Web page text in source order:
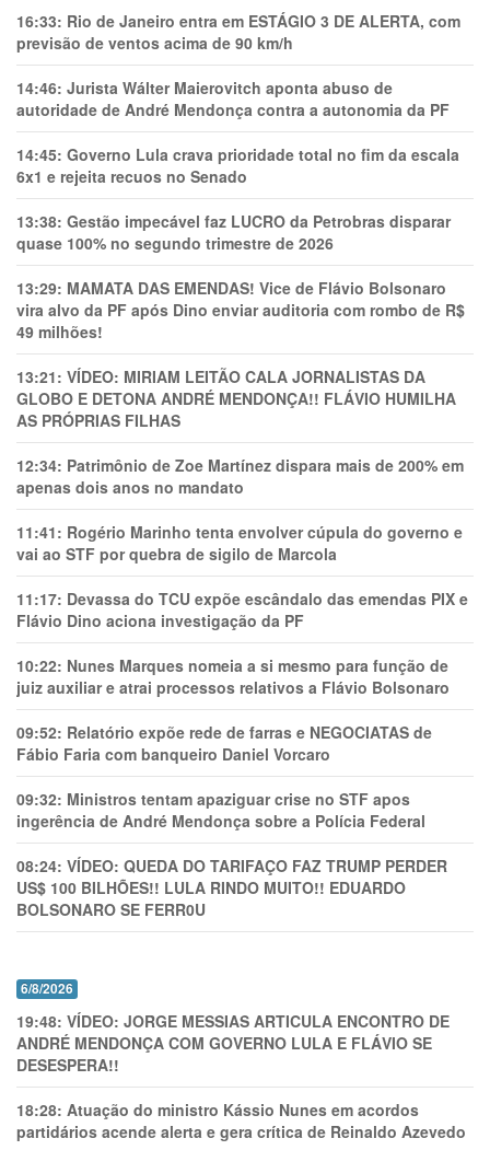
16:33: Rio de Janeiro entra em ESTÁGIO 3 DE ALERTA, com
previsão de ventos acima de 90 km/h
14:46: Jurista Wálter Maierovitch aponta abuso de
autoridade de André Mendonça contra a autonomia da PF
14:45: Governo Lula crava prioridade total no fim da escala
6x1 e rejeita recuos no Senado
13:38: Gestão impecável faz LUCRO da Petrobras disparar
quase 100% no segundo trimestre de 2026
13:29: MAMATA DAS EMENDAS! Vice de Flávio Bolsonaro
vira alvo da PF após Dino enviar auditoria com rombo de R$
49 milhões!
13:21: VÍDEO: MIRIAM LEITÃO CALA JORNALISTAS DA
GLOBO E DETONA ANDRÉ MENDONÇA!! FLÁVIO HUMILHA
AS PRÓPRIAS FILHAS
12:34: Patrimônio de Zoe Martínez dispara mais de 200% em
apenas dois anos no mandato
11:41: Rogério Marinho tenta envolver cúpula do governo e
vai ao STF por quebra de sigilo de Marcola
11:17: Devassa do TCU expõe escândalo das emendas PIX e
Flávio Dino aciona investigação da PF
10:22: Nunes Marques nomeia a si mesmo para função de
juiz auxiliar e atrai processos relativos a Flávio Bolsonaro
09:52: Relatório expõe rede de farras e NEGOCIATAS de
Fábio Faria com banqueiro Daniel Vorcaro
09:32: Ministros tentam apaziguar crise no STF apos
ingerência de André Mendonça sobre a Polícia Federal
08:24: VÍDEO: QUEDA DO TARIFAÇO FAZ TRUMP PERDER
US$ 100 BILHÕES!! LULA RINDO MUITO!! EDUARDO
BOLSONARO SE FERR0U
6/8/2026
19:48: VÍDEO: JORGE MESSIAS ARTICULA ENCONTRO DE
ANDRÉ MENDONÇA COM GOVERNO LULA E FLÁVIO SE
DESESPERA!!
18:28: Atuação do ministro Kássio Nunes em acordos
partidários acende alerta e gera crítica de Reinaldo Azevedo